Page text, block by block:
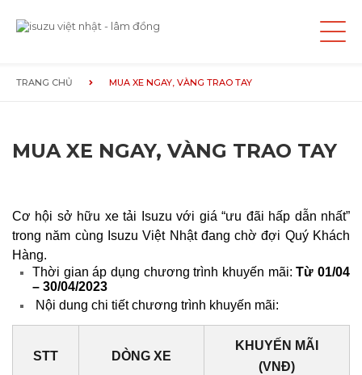
GIỚI THIỆU
GIẢI PHÁP
TUYỂN DỤNG
TRANG CHỦ MUA XE NGAY, VÀNG TRAO TAY
MUA XE NGAY, VÀNG TRAO TAY
Cơ hội sở hữu xe tải Isuzu với giá “ưu đãi hấp dẫn nhất”
trong năm cùng Isuzu Việt Nhật đang chờ đợi Quý Khách
Hàng.
Thời gian áp dụng chương trình khuyến mãi:Từ 01/04
– 30/04/2023
Nội dung chi tiết chương trình khuyến mãi:
STT DÒNG XE
KHUYẾN MÃI
(VNĐ)